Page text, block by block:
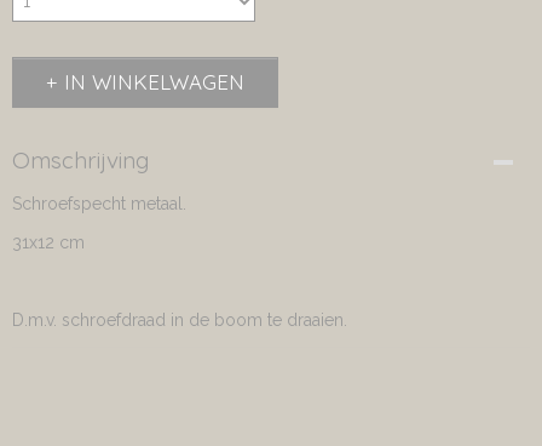
IN WINKELWAGEN
Omschrijving
Schroefspecht metaal.
31x12 cm
D.m.v. schroefdraad in de boom te draaien.